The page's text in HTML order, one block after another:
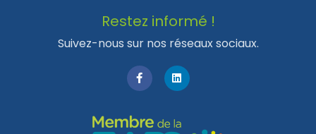
Restez informé !
Suivez-nous sur nos réseaux sociaux.